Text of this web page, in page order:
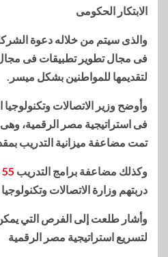
الابتكار الحكومى
والذى سيتم من خلاله دعوة الشركات
فى مجال تطوير تطبيقات فى
لتقديمها للمواطنين بشكل ميسر.
وأوضح وزير الاتصالات
فى استراتيجية مصر الرقمية،
تمت مضاعفة ميزانية التدريب
وكذلك مضاعفة برامج التدريب 55
دربتهم وزارة الاتصالات
وأشار طلعت إلى الفرص التي يمكن
لتسريع استراتيجية مصر الرقمية